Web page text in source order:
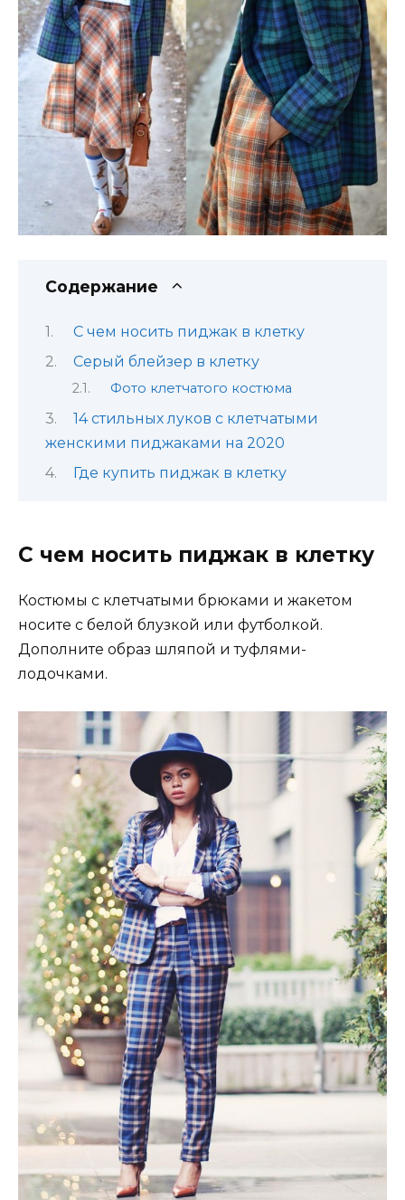
Содержание
С чем носить пиджак в клетку
Серый блейзер в клетку
Фото клетчатого костюма
14 стильных луков с клетчатыми
женскими пиджаками на 2020
Где купить пиджак в клетку
С чем носить пиджак в клетку
Костюмы с клетчатыми брюками и жакетом
носите с белой блузкой или футболкой.
Дополните образ шляпой и туфлями-
лодочками.